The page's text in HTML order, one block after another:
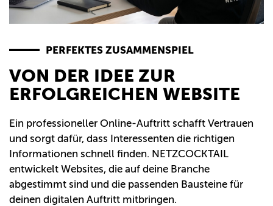
PERFEKTES ZUSAMMENSPIEL
VON DER IDEE ZUR
ERFOLGREICHEN WEBSITE
Ein professioneller Online-Auftritt schafft Vertrauen
und sorgt dafür, dass Interessenten die richtigen
Informationen schnell finden. NETZCOCKTAIL
entwickelt Websites, die auf deine Branche
abgestimmt sind und die passenden Bausteine für
deinen digitalen Auftritt mitbringen.